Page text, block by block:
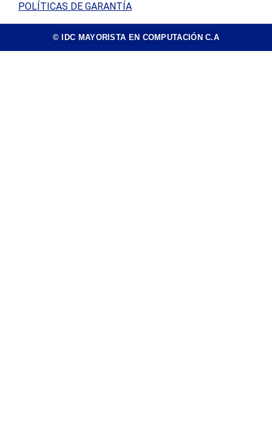
POLÍTICAS DE GARANTÍA
© IDC MAYORISTA EN COMPUTACIÓN C.A